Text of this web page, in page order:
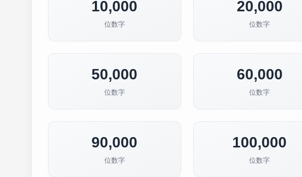
10,000
位数字
20,000
位数字
50,000
位数字
60,000
位数字
90,000
位数字
100,000
位数字